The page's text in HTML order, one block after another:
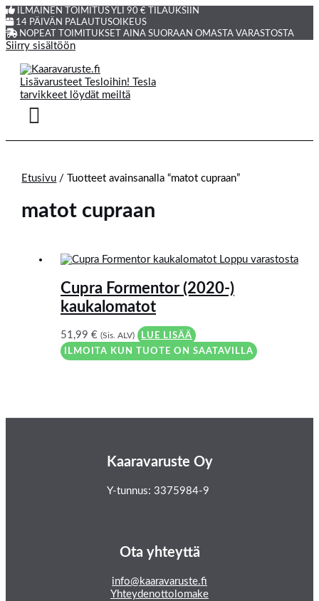
ILMAINEN TOIMITUS YLI 90 € TILAUKSIIN
14 PÄIVÄN PALAUTUSOIKEUS
NOPEAT TOIMITUKSET AINA SUORAAN OMASTA VARASTOSTA
Siirry sisältöön
Etusivu / Tuotteet avainsanalla “matot cupraan”
matot cupraan
Loppu varastosta
Cupra Formentor (2020-)
kaukalomatot
51,99€ (Sis. ALV)
LUE LISÄÄ
ILMOITA KUN TUOTE ON SAATAVILLA
Kaaravaruste Oy
Y-tunnus: 3375984-9
Ota yhteyttä
info@kaaravaruste.fi
Yhteydenottolomake